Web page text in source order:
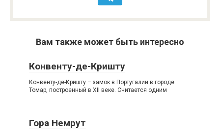
Вам также может быть интересно
Конвенту-де-Кришту
Конвенту-де-Кришту – замок в Португалии в городе
Томар, построенный в XII веке. Считается одним
Гора Немрут